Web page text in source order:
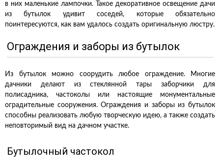
в них маленькие лампочки. Такое декоративное освещение дачи
из бутылок удивит соседей, которые обязательно
поинтересуются, как вам удалось создать оригинальную люстру.
Ограждения и заборы из бутылок
Из бутылок можно соорудить любое ограждение. Многие
дачники делают из стеклянной тары заборчики для
полисадника, частоколы или настоящие монументальные
оградительные сооружения. Ограждения и заборы из бутылок
способны реализовать любую творческую идею, а также создать
неповторимый вид на дачном участке.
Бутылочный частокол